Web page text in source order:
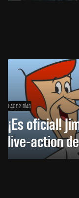
HACE 2 DÍAS
¡Es oficial!
live-action